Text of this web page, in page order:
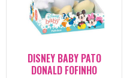
DISNEY BABY PATO
DONALD FOFINHO